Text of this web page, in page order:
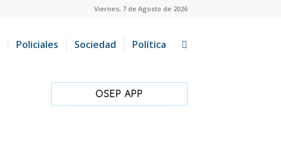
Viernes, 7 de Agosto de 2026
Policiales Sociedad Política
OSEP APP